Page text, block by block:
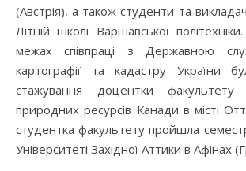
(Австрія), а також студенти та
Літній школі Варшавської
межах співпраці з Державною
картографії та кадастру України
стажування доцентки факультету
природних ресурсів Канади в місті
студентка факультету пройшла
Університеті Західної Аттики в Афінах